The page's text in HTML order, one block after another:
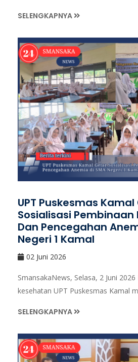
SELENGKAPNYA
UPT Puskesmas Kamal
Sosialisasi
Dan Pencegahan
Negeri 1 Kamal
02 Juni 2026
SmansakaNews, Selasa, 2 Juni
kesehatan UPT Puskesmas Kamal
SELENGKAPNYA